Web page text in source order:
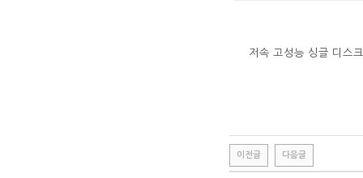
저속 고성능 싱글 디스
이전글 다음글